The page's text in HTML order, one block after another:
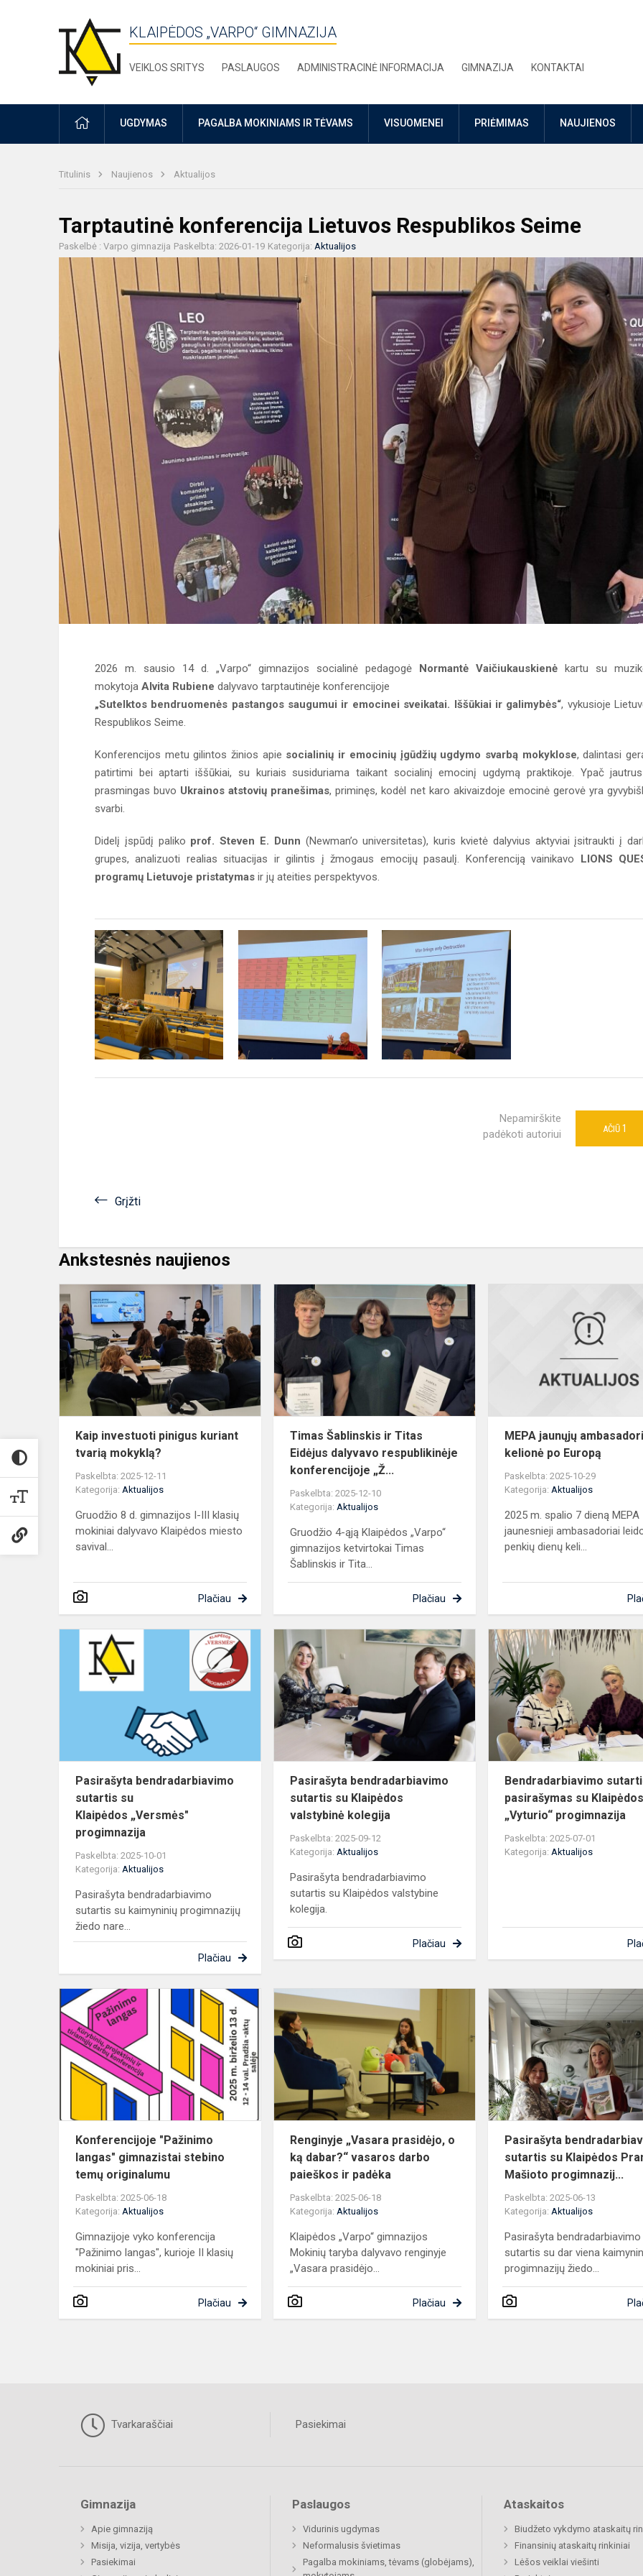
KLAIPĖDOS „VARPO“ GIMNAZIJA
VEIKLOS SRITYS PASLAUGOS ADMINISTRACINĖ INFORMACIJA GIMNAZIJA KONTAKTAI
PRADŽIAUGDYMAS PAGALBA MOKINIAMS IR TĖVAMS VISUOMENEI PRIĖMIMAS NAUJIENOS
Titulinis Naujienos Aktualijos
Tarptautinė konferencija Lietuvos Respublikos Seime
Paskelbė : Varpo gimnazija Paskelbta: 2026-01-19 Kategorija: Aktualijos
2026 m. sausio 14 d. „Varpo“ gimnazijos socialinė pedagogė Normantė Vaičiukauskienė kartu su
mokytoja Alvita Rubiene dalyvavo tarptautinėje konferencijoje
„Sutelktos bendruomenės pastangos saugumui ir emocinei sveikatai. Iššūkiai ir galimybės“, vykusioje
Respublikos Seime.
Konferencijos metu gilintos žinios apie socialinių ir emocinių įgūdžių ugdymo svarbą mokyklose, dalintasi
patirtimi bei aptarti iššūkiai, su kuriais susiduriama taikant socialinį emocinį ugdymą praktikoje. Ypač
prasmingas buvo Ukrainos atstovių pranešimas, priminęs, kodėl net karo akivaizdoje emocinė gerovė yra
svarbi.
Didelį įspūdį paliko prof. Steven E. Dunn (Newman’o universitetas), kuris kvietė dalyvius aktyviai įsitraukti į
grupes, analizuoti realias situacijas ir gilintis į žmogaus emocijų pasaulį. Konferenciją vainikavo LIONS
programų Lietuvoje pristatymas ir jų ateities perspektyvos.
Nepamirškite
padėkoti autoriui
AČIŪ 1
Grįžti
Ankstesnės naujienos
Kaip
investuoti
pinigus
kuriant
tvarią
mokyklą?
Kaip investuoti pinigus kuriant
tvarią mokyklą?
Paskelbta: 2025-12-11
Kategorija: Aktualijos
Gruodžio 8 d. gimnazijos I-III klasių
mokiniai dalyvavo Klaipėdos miesto
savival...
Plačiau
dalyvavo
k...
Timas Šablinskis ir Titas
Eidėjus dalyvavo respublikinėje
konferencijoje „Ž...
Paskelbta: 2025-12-10
Kategorija:Aktualijos
Gruodžio 4-ąją Klaipėdos „Varpo“
gimnazijos ketvirtokai Timas
Šablinskis ir Tita...
Plačiau
MEPA jaunųjų
kelionė po Europą
Paskelbta: 2025-10-29
Kategorija:Aktualijos
2025 m. spalio 7 dieną MEPA
jaunesnieji ambasadoriai
penkių dienų keli...
bendradarbiavimo
sutartis
Klaipėdos „Versmės"...
Pasirašyta bendradarbiavimo
sutartis su
Klaipėdos „Versmės"
progimnazija
Paskelbta: 2025-10-01
Kategorija: Aktualijos
Pasirašyta bendradarbiavimo
sutartis su kaimyninių progimnazijų
žiedo nare...
Plačiau
Pasirašyta
bendradarbiavimo
sutartis
su
Klaipėdos
valstybin...
Pasirašyta bendradarbiavimo
sutartis su Klaipėdos
valstybinė kolegija
Paskelbta: 2025-09-12
Kategorija:Aktualijos
Pasirašyta bendradarbiavimo
sutartis su Klaipėdos valstybine
kolegija.
Plačiau
Bendradarbiavimo
pasirašymas su Klaipėdos
„Vyturio“ progimnazija
Paskelbta: 2025-07-01
Kategorija:Aktualijos
Konferencijoje
"Pažinimo
langas"
gimnazistai
stebino
temų
Konferencijoje "Pažinimo
langas" gimnazistai stebino
temų originalumu
Paskelbta: 2025-06-18
Kategorija: Aktualijos
Gimnazijoje vyko konferencija
"Pažinimo langas", kurioje II klasių
mokiniai pris...
Plačiau
Renginyje
„Vasara
prasidėjo,
dabar?“
vasaros
darbo
Renginyje „Vasara prasidėjo, o
ką dabar?“ vasaros darbo
paieškos ir padėka
Paskelbta: 2025-06-18
Kategorija:Aktualijos
Klaipėdos „Varpo“ gimnazijos
Mokinių taryba dalyvavo renginyje
„Vasara prasidėjo...
Plačiau
Pasirašyta
sutartis su Klaipėdos
Mašioto progimnazij...
Paskelbta: 2025-06-13
Kategorija:Aktualijos
Pasirašyta bendradarbiavimo
sutartis su dar viena
progimnazijų žiedo...
Tvarkaraščiai Pasiekimai
Gimnazija
Apie gimnaziją
Misija, vizija, vertybės
Pasiekimai
Paslaugos
Vidurinis ugdymas
Neformalusis švietimas
Pagalba mokiniams, tėvams (globėjams),
Ataskaitos
Biudžeto vykdymo ataskaitų
Finansinių ataskaitų rinkiniai
Lėšos veiklai viešinti